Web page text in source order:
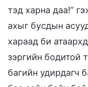
тэд харна даа!”
ахыг бусдын
хараад би
зэргийн бодитой
багийн удирдагч